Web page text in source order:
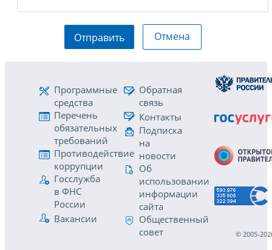
Отправить Отмена
Программные
средства
Перечень
обязательных
требований
Противодействие
коррупции
Госслужба
в ФНС
России
Вакансии
Обратная
связь
Контакты
Подписка
на
новости
Об
использовании
информации
сайта
Общественный
совет
© 2005-